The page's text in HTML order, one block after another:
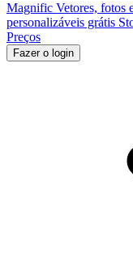
Magnific Vetores, fotos
personalizáveis grátis
Preços
Fazer o login